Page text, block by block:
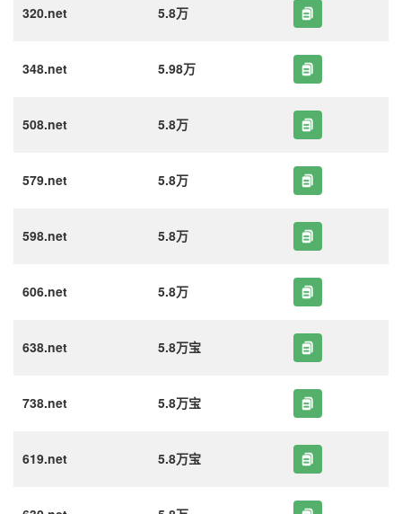
320.net 5.8万
348.net 5.98万
508.net 5.8万
579.net 5.8万
598.net 5.8万
606.net 5.8万
638.net 5.8万宝
738.net 5.8万宝
619.net 5.8万宝